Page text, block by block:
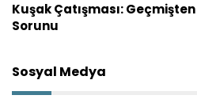
Kuşak Çatışması:
Sorunu
Sosyal Medya